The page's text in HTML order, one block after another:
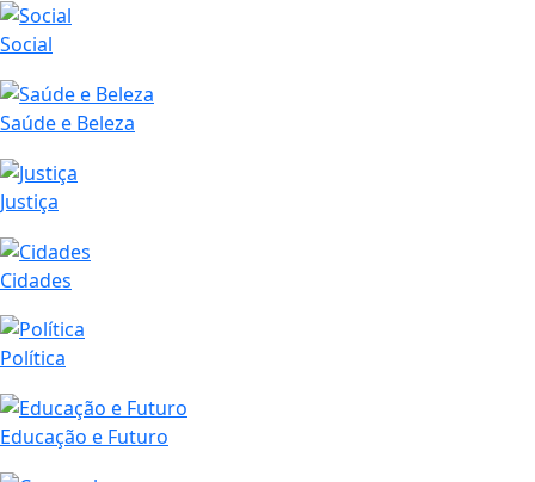
Social
Saúde e Beleza
Justiça
Cidades
Política
Educação e Futuro